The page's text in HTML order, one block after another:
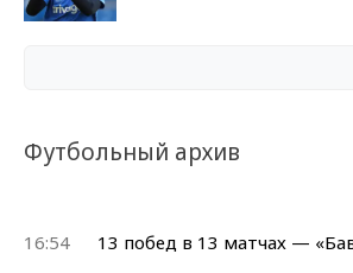
Футбольный архив
16:54 13 побед в 13 матчах —